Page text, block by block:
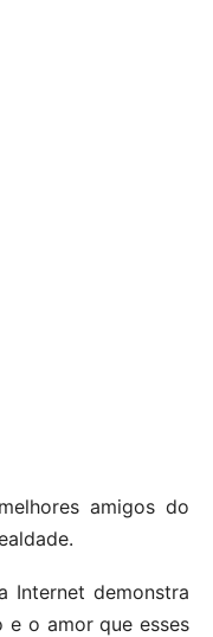
amigos do
Internet demonstra
e o amor que esses